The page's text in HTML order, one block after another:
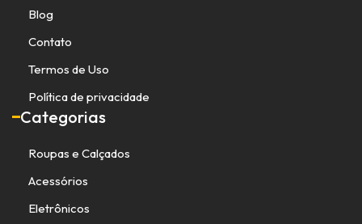
Blog
Contato
Termos de Uso
Política de privacidade
Categorias
Roupas e Calçados
Acessórios
Eletrônicos